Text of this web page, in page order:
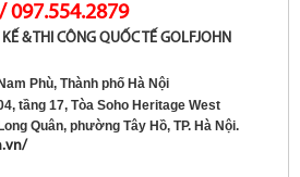
097.554.2879
KẾ & THI CÔNG QUỐC TẾ GOLFJOHN
Phù, Thành phố Hà Nội
tầng 17, Tòa Soho Heritage West
Quân, phường Tây Hồ, TP. Hà Nội.